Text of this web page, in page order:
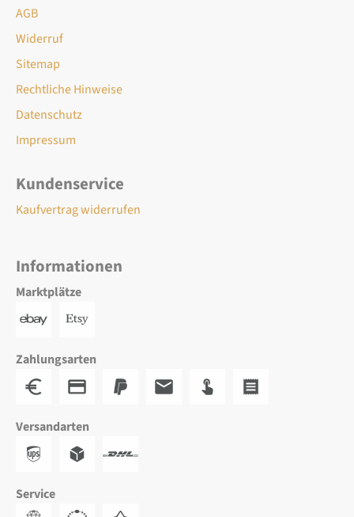
AGB
Widerruf
Sitemap
Rechtliche Hinweise
Datenschutz
Impressum
Kundenservice
Kaufvertrag widerrufen
Informationen
Marktplätze
Zahlungsarten
Versandarten
Service